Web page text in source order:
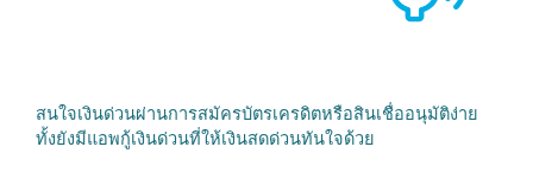
สนใจเงินด่วนผ่านการสมัครบัตรเครดิตหรือสินเชื่ออนุมัติง่าย
ทั้งยังมีแอพกู้เงินด่วนที่ให้เงินสดด่วนทันใจด้วย